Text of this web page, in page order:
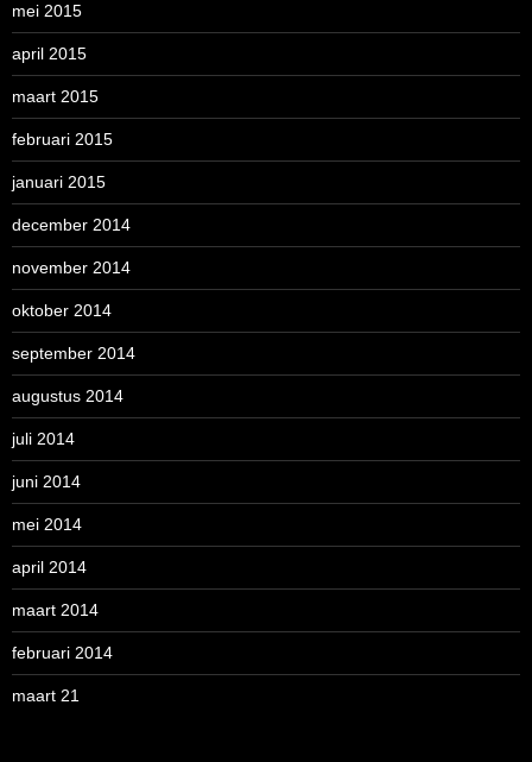
mei 2015
april 2015
maart 2015
februari 2015
januari 2015
december 2014
november 2014
oktober 2014
september 2014
augustus 2014
juli 2014
juni 2014
mei 2014
april 2014
maart 2014
februari 2014
maart 21